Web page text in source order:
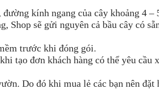
kính ngang của cây khoảng 4 –
sẽ gửi nguyên cả bầu cây có
trước khi đóng gói.
tạo đơn khách hàng có thể yêu cầu
Do đó khi mua lẻ các bạn nên đặt